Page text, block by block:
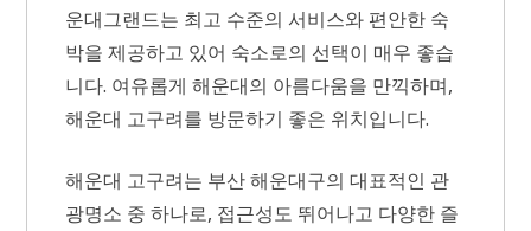
운대그랜드는 최고 수준의 서비스와 편안한 숙
박을 제공하고 있어 숙소로의 선택이 매우 좋습
니다. 여유롭게 해운대의 아름다움을 만끽하며,
해운대 고구려를 방문하기 좋은 위치입니다.
해운대 고구려는 부산 해운대구의 대표적인 관
광명소 중 하나로, 접근성도 뛰어나고 다양한 즐